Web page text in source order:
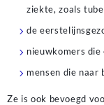
ziekte, zoals
de
nieuwkomers
mensen die naar
Ze is ook bevoegd